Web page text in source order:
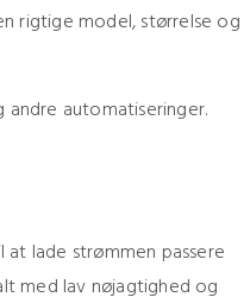
rigtige model, størrelse og
automatiseringer.
lade strømmen passere
med lav nøjagtighed og